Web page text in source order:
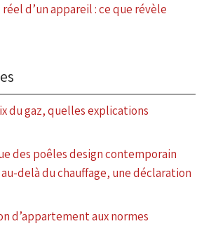
d’un appareil : ce que révèle
du gaz, quelles explications
des poêles design contemporain
delà du chauffage, une déclaration
d’appartement aux normes